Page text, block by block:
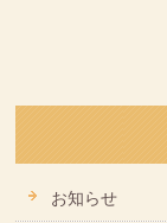
お知らせ